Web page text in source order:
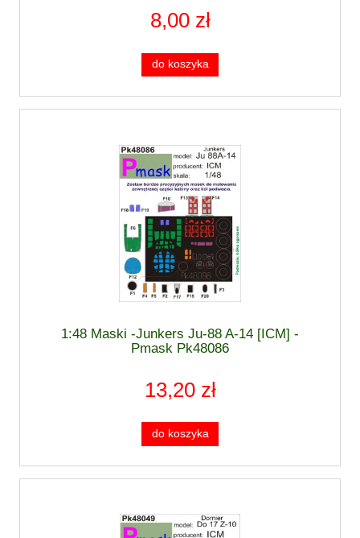
8,00 zł
do koszyka
1:48 Maski -Junkers Ju-88 A-14 [ICM] -
Pmask Pk48086
13,20 zł
do koszyka